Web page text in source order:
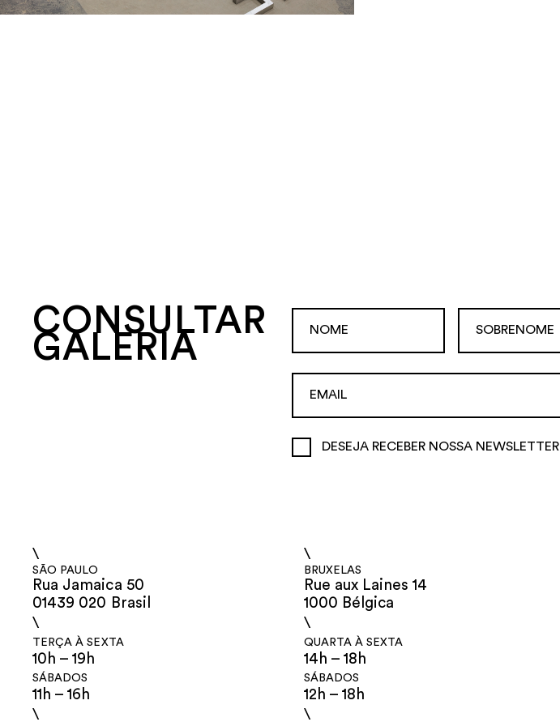
CONSULTAR
GALERIA
DESEJA RECEBER NOSSA NEWSLETTER
\
SÃO PAULO
Rua Jamaica 50
01439 020 Brasil
\
TERÇA À SEXTA
10h – 19h
SÁBADOS
11h – 16h
\
\
BRUXELAS
Rue aux Laines 14
1000 Bélgica
\
QUARTA À SEXTA
14h – 18h
SÁBADOS
12h – 18h
\